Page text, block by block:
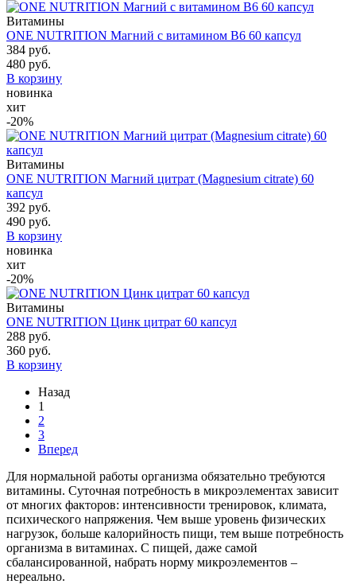
Витамины
ONE NUTRITION Магний с витамином В6 60 капсул
384 руб.
480 руб.
В корзину
новинка
хит
-20%
Витамины
ONE NUTRITION Магний цитрат (Magnesium citrate) 60
капсул
392 руб.
490 руб.
В корзину
новинка
хит
-20%
Витамины
ONE NUTRITION Цинк цитрат 60 капсул
288 руб.
360 руб.
В корзину
Назад
1
2
3
Вперед
Для нормальной работы организма обязательно требуются
витамины. Суточная потребность в микроэлементах зависит
от многих факторов: интенсивности тренировок, климата,
психического напряжения. Чем выше уровень физических
нагрузок, больше калорийность пищи, тем выше потребность
организма в витаминах. С пищей, даже самой
сбалансированной, набрать норму микроэлементов –
нереально.